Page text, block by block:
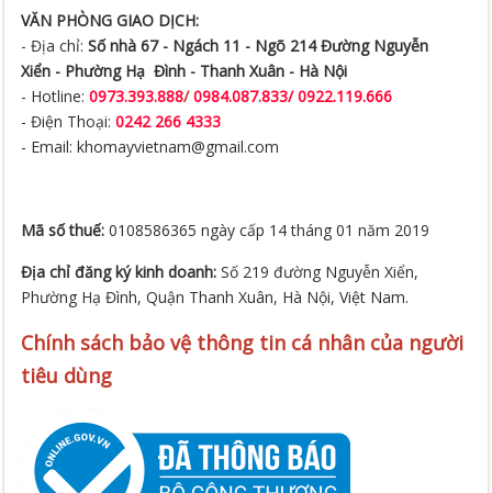
VĂN PHÒNG GIAO DỊCH:
- Địa chỉ:Số nhà 67 - Ngách 11 - Ngõ 214 Đường Nguyễn
Xiển - Phường Hạ Đình - Thanh Xuân - Hà Nội
- Hotline:0973.393.888/ 0984.087.833/ 0922.119.666
- Điện Thoại:0242 266 4333
- Email: khomayvietnam@gmail.com
Mã số thuế:0108586365 ngày cấp 14 tháng 01 năm 2019
Địa chỉ đăng ký kinh doanh:Số 219 đường Nguyễn Xiển,
Phường Hạ Đình, Quận Thanh Xuân, Hà Nội, Việt Nam.
Chính sách bảo vệ thông tin cá nhân của người
tiêu dùng